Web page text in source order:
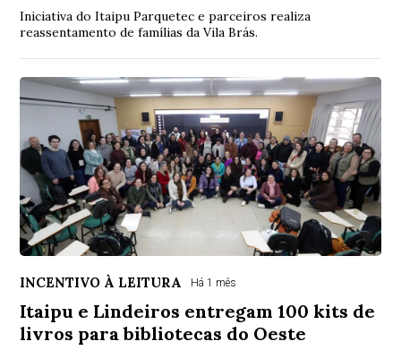
Iniciativa do Itaipu Parquetec e parceiros realiza
reassentamento de famílias da Vila Brás.
INCENTIVO À LEITURA Há 1 mês
Itaipu e Lindeiros entregam 100 kits de
livros para bibliotecas do Oeste